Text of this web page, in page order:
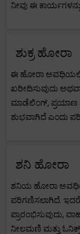
ನೀವು ಈ
ಶುಕ್ರ ಹೋರಾ
ಈ ಹೋರಾ ಅವಧಿಯಲ್ಲಿ
ಖರೀದಿಸುವುದು
ಮಾಡೆಲಿಂಗ್, ಪ್ರಯಾಣ
ಶುಭವಾಗಿದೆ ಎಂದು
ಶನಿ ಹೋರಾ
ಶನಿಯ ಹೋರಾ
ಪರಿಗಣಿಸಲಾಗಿದೆ.
ಪ್ರಾರಂಭಿಸುವುದು,
ನೀಲಮಣಿ ಮತ್ತು